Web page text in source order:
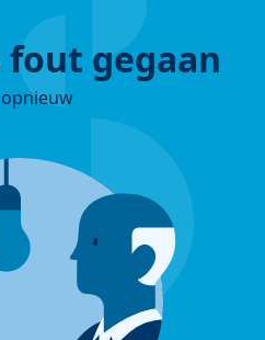
fout gegaan